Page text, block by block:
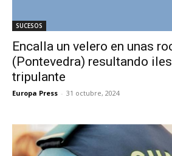
SUCESOS
Encalla un velero en unas
(Pontevedra) resultando
tripulante
Europa Press - 31 octubre, 2024